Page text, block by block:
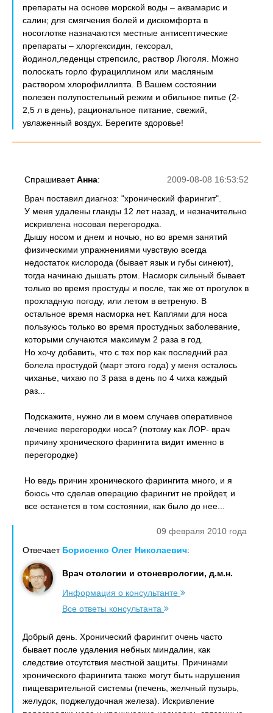
препараты на основе морской воды – аквамарис и
салин; для смягчения болей и дискомфорта в
носоглотке назначаются местные антисептические
препараты – хлоргексидин, гексорал,
йодинол,леденцы стрепсилс, раствор Люголя. Можно
полоскать горло фурациллином или масляным
раствором хлорофиллипта. В Вашем состоянии
полезен полупостельный режим и обильное питье (2-
2,5 л в день), рациональное питание, свежий,
увлаженный воздух. Берегите здоровье!
2009-08-08 16:53:52
СпрашиваетАнна:
Врач поставил диагноз: "хронический фарингит".
У меня удалены гланды 12 лет назад, и незначительно
искривлена носовая перегородка.
Дышу носом и днем и ночью, но во время занятий
физическими упражнениями чувствую всегда
недостаток кислорода (бывает язык и губы синеют),
тогда начинаю дышать ртом. Насморк сильный бывает
только во время простуды и после, так же от прогулок в
прохладную погоду, или летом в ветреную. В
остальное время насморка нет. Каплями для носа
пользуюсь только во время простудных заболевание,
которыми случаются максимум 2 раза в год.
Но хочу добавить, что с тех пор как последний раз
болела простудой (март этого года) у меня осталось
чиханье, чихаю по 3 раза в день по 4 чиха каждый
раз...
Подскажите, нужно ли в моем случаев оперативное
лечение перегородки носа? (потому как ЛОР- врач
причину хронического фарингита видит именно в
перегородке)
Но ведь причин хронического фарингита много, и я
боюсь что сделав операцию фарингит не пройдет, и
все останется в том состоянии, как было до нее...
09 февраля 2010 года
Отвечает Борисенко Олег Николаевич:
Врач отологии и отоневрологии, д.м.н.
Информация о консультанте
Все ответы консультанта
Добрый день. Хронический фарингит очень часто
бывает после удаления небных миндалин, как
следствие отсутствия местной защиты. Причинами
хронического фарингита также могут быть нарушения
пищеварительной системы (печень, желчный пузырь,
желудок, поджелудочная железа). Искривление